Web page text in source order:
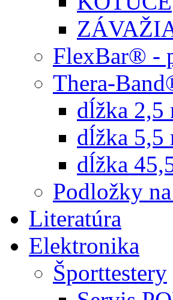
FlexBar® -
Thera-
dĺžka 2,5
dĺžka 5,5
dĺžka
Podložky
Literatúra
Elektronika
Športtestery